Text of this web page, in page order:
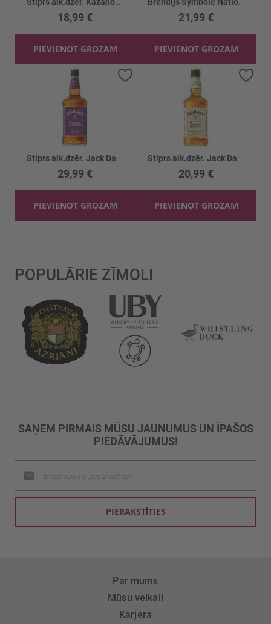
18,99 €
PIEVIENOT GROZAM
21,99 €
PIEVIENOT GROZAM
29,99 €
PIEVIENOT GROZAM
20,99 €
PIEVIENOT GROZAM
POPULĀRIE ZĪMOLI
SAŅEM PIRMAIS MŪSU JAUNUMUS UN ĪPAŠOS
PIEDĀVĀJUMUS!
jaunumu
saņemšanai:
PIERAKSTĪTIES
Par mums
Mūsu veikali
Karjera